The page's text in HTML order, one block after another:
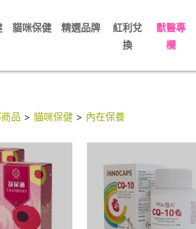
貓咪保健 精選品牌
紅利兌
換
獸醫專
欄
品 > 貓咪保健 > 內在保養